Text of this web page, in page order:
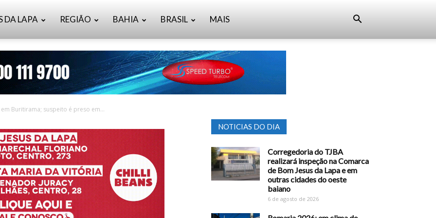
DA LAPA REGIÃO BAHIA BRASIL MAIS
Buritirama; suspeito é preso em...
NOTICIAS DO DIA
Corregedoria do TJBA
realizará inspeção na Comarca
de Bom Jesus da Lapa e em
outras cidades do oeste
baiano
6 de agosto de 2026